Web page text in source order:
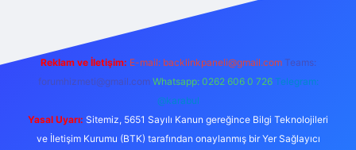
Reklam ve İletişim: E-mail: backlinkpaneli@gmail.com Teams:
forumhizmeti@gmail.com Whatsapp: 0262 606 0 726 Telegram:
@karabul
Yasal Uyarı: Sitemiz, 5651 Sayılı Kanun gereğince Bilgi Teknolojileri
ve İletişim Kurumu (BTK) tarafından onaylanmış bir Yer Sağlayıcı